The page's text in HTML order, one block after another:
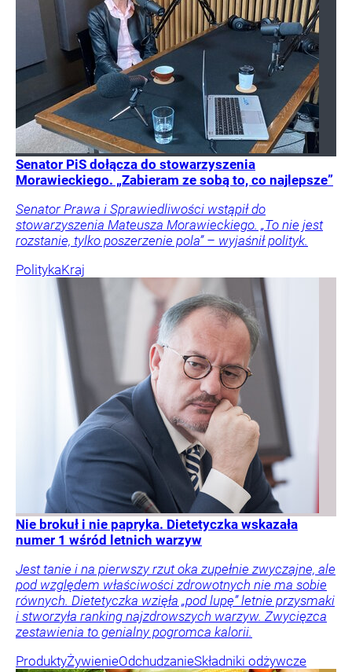
Senator PiS dołącza do stowarzyszenia
Morawieckiego. „Zabieram ze sobą to, co najlepsze”
Senator Prawa i Sprawiedliwości wstąpił do
stowarzyszenia Mateusza Morawieckiego. „To nie jest
rozstanie, tylko poszerzenie pola” – wyjaśnił polityk.
PolitykaKraj
Nie brokuł i nie papryka. Dietetyczka wskazała
numer 1 wśród letnich warzyw
Jest tanie i na pierwszy rzut oka zupełnie zwyczajne, ale
pod względem właściwości zdrowotnych nie ma sobie
równych. Dietetyczka wzięła „pod lupę” letnie przysmaki
i stworzyła ranking najzdrowszych warzyw. Zwycięzca
zestawienia to genialny pogromca kalorii.
ProduktyŻywienieOdchudzanieSkładniki odżywcze